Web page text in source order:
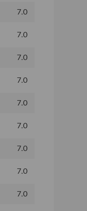
7.0
7.0
7.0
7.0
7.0
7.0
7.0
7.0
7.0